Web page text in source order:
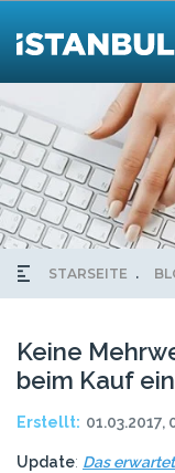
STARSEITE
Keine
beim Kauf
Erstellt: 01.03.2017,
Update: Das